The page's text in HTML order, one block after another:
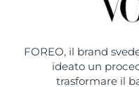
FOREO, il brand
ideato un
trasformare il